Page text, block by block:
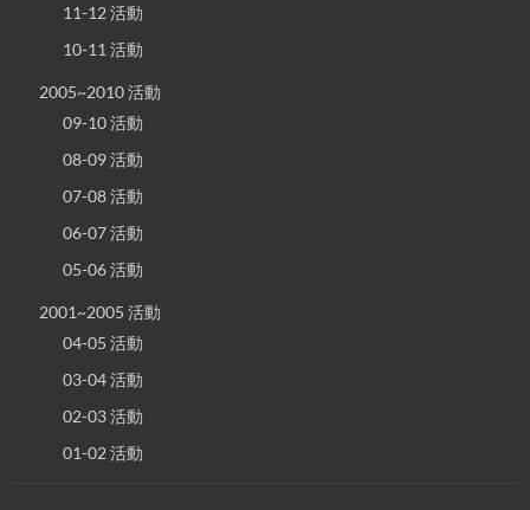
11-12 活動
10-11 活動
2005~2010 活動
09-10 活動
08-09 活動
07-08 活動
06-07 活動
05-06 活動
2001~2005 活動
04-05 活動
03-04 活動
02-03 活動
01-02 活動